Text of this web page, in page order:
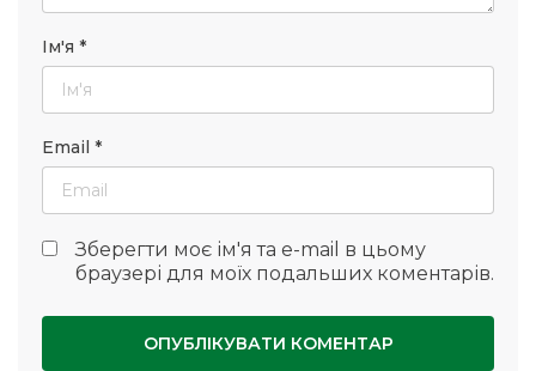
Ім'я *
Email *
Зберегти моє ім'я та e-mail в цьому
браузері для моїх подальших коментарів.